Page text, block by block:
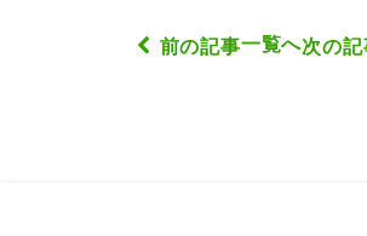
前の記事一覧へ次の記